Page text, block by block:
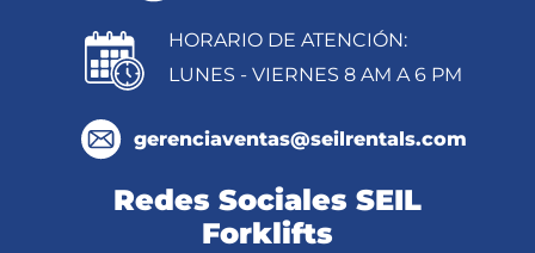
HORARIO DE ATENCIÓN:
LUNES - VIERNES 8 AM A 6 PM
gerenciaventas@seilrentals.com
Redes Sociales SEIL
Forklifts